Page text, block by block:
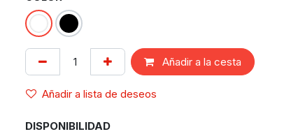
Añadir a la cesta
Añadir a lista de deseos
DISPONIBILIDAD